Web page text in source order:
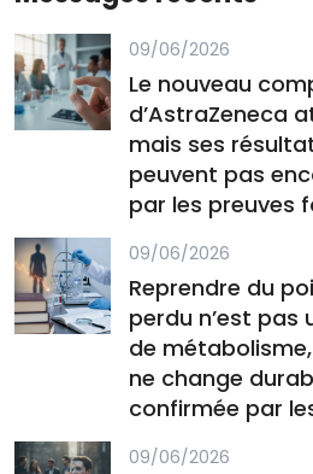
09/06/2026
Le nouveau
d’AstraZeneca
mais ses
peuvent pas
par les preuves
09/06/2026
Reprendre du
perdu n’est pas
de
ne change
confirmée par
09/06/2026